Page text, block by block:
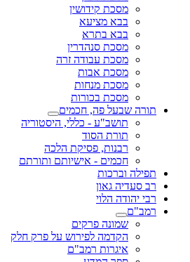
מסכת קידושין
בבא מציעא
בבא בתרא
מסכת סנהדרין
מסכת עבודה זרה
מסכת אבות
מסכת מנחות
מסכת בכורות
תורה שבעל פה, חכמים
תושב"ע - כללי, היסטוריה
תורת הסוד
רבנות, פסיקת הלכה
חכמים - אישיותם ותורתם
תפילה וברכות
רב סעדיה גאון
רבי יהודה הלוי
רמב"ם
שמונה פרקים
הקדמה לפירוש על פרק חלק
איגרות רמב"ם